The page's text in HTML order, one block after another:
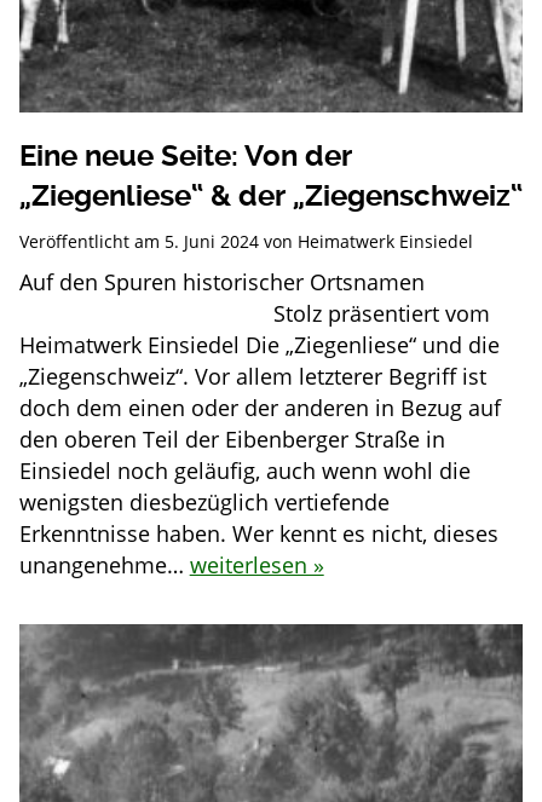
Eine neue Seite: Von der
„Ziegenliese“ & der „Ziegenschweiz“
Veröffentlicht am 5. Juni 2024von Heimatwerk Einsiedel
Auf den Spuren historischer Ortsnamen
Stolz präsentiert vom
Heimatwerk Einsiedel Die „Ziegenliese“ und die
„Ziegenschweiz“. Vor allem letzterer Begriff ist
doch dem einen oder der anderen in Bezug auf
den oberen Teil der Eibenberger Straße in
Einsiedel noch geläufig, auch wenn wohl die
wenigsten diesbezüglich vertiefende
Erkenntnisse haben. Wer kennt es nicht, dieses
unangenehme… weiterlesen »